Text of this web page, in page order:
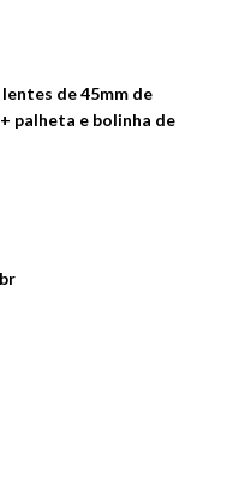
de 45mm de
palheta e bolinha de